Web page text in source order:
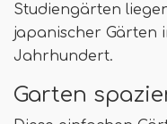
Studiengärten
japanischer Gärten
Jahrhundert.
Garten